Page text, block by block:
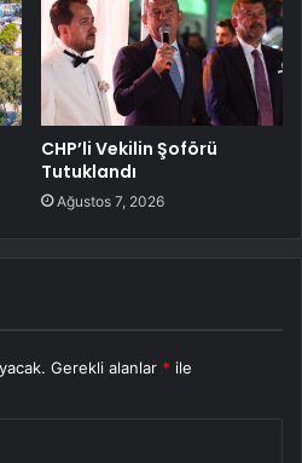
CHP’li Vekilin Şoförü
Tutuklandı
Ağustos 7, 2026
Gerekli alanlar * ile